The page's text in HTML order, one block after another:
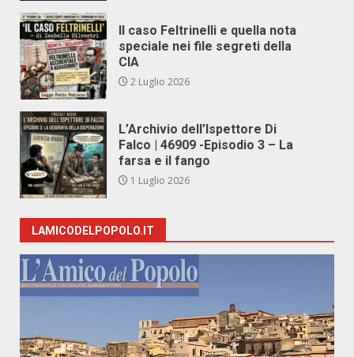
Il caso Feltrinelli e quella nota
speciale nei file segreti della
CIA
2 Luglio 2026
L’Archivio dell’Ispettore Di
Falco | 46909 -Episodio 3 – La
farsa e il fango
1 Luglio 2026
LAMICODELPOPOLO.IT